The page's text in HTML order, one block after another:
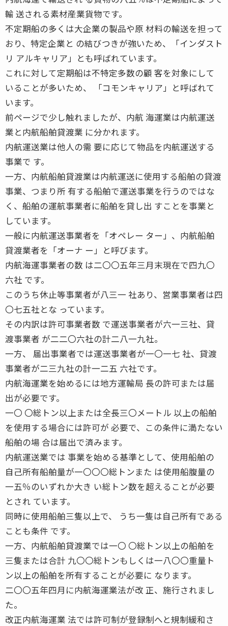
輸 送される素材産業貨物です。
不定期船の多くは大企業の製品や原 材料の輸送を担って
おり、特定企業と の結びつきが強いため、「インダスト
リ アルキャリア」とも呼ばれています。
これに対して定期船は不特定多数の顧 客を対象にして
いることが多いため、 「コモンキャリア」と呼ばれて
います。
前ページで少し触れましたが、内航 海運業は内航運送
業と内航船舶貸渡業 に分かれます。
内航運送業は他人の需 要に応じて物品を内航運送する
事業で す。
一方、内航船舶貸渡業は内航運送に使用する船舶の貸渡
事業、つまり所 有する船舶で運送事業を行うのではな
く、船舶の運航事業者に船舶を貸し出 すことを事業と
しています。
一般に内航運送事業者を「オペレー ター」、内航船舶
貸渡業者を「オーナ ー」と呼びます。
内航海運事業者の数 は二〇〇五年三月末現在で四九〇
六社 です。
このうち休止等事業者が八三一 社あり、営業事業者は四
〇七五社とな っています。
その内訳は許可事業者数 で運送事業者が六一三社、貸
渡事業者 が二二〇六社の計二八一九社。
一方、 届出事業者では運送事業者が一〇一七 社、貸渡
事業者が二三九社の計一二五 六社です。
内航海運業を始めるには地方運輸局 長の許可または届
出が必要です。
一〇 〇総トン以上または全長三〇メートル 以上の船舶
を使用する場合には許可が 必要で、この条件に満たない
船舶の場 合は届出で済みます。
内航運送業では 事業を始める基準として、使用船舶の
自己所有船舶量が一〇〇〇総トンまた は使用船腹量の
一五％のいずれか大き い総トン数を超えることが必要
とされ ています。
同時に使用船舶三隻以上で、 うち一隻は自己所有である
ことも条件 です。
一方、内航船舶貸渡業では一〇 〇総トン以上の船舶を
三隻または合計 九〇〇総トンもしくは一八〇〇重量ト
ン以上の船舶を所有することが必要に なります。
二〇〇五年四月に内航海運業法が改 正、施行されまし
た。
改正内航海運業 法では許可制が登録制へと規制緩和さ